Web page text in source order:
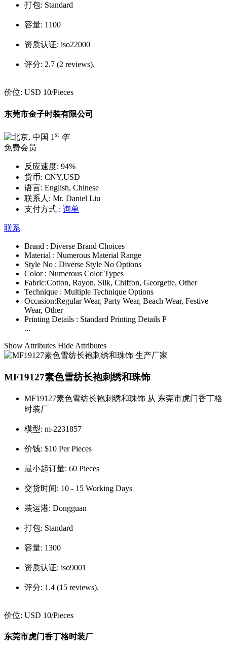
打包: Standard
容量: 1100
资质认证: iso22000
评分: 2.7 (2 reviews).
价位: USD 10/Pieces
东莞市金子时装有限公司
1 st 年
免费会员
反应速度: 94%
货币: CNY,USD
语言: English, Chinese
联系人: Mr. Daniel Liu
支付方式 : 询单
联系
Brand : Diverse Brand Choices
Material : Numerous Material Range
Style No : Diverse Style No Options
Color : Numerous Color Types
Fabric:Cotton, Rayon, Silk, Chiffon, Georgette, Other
Technique : Multiple Technique Options
Occasion:Regular Wear, Party Wear, Beach Wear, Festive
Wear, Other
Printing Details : Standard Printing Details P
...
Show Attributes Hide Attributes
MF19127素色雪纺长袍刺绣和珠饰
MF19127素色雪纺长袍刺绣和珠饰 从 东莞市虎门香丁格
时装厂
模型: m-2231857
价钱: $10 Per Pieces
最小起订量: 60 Pieces
交货时间: 10 - 15 Working Days
装运港: Dongguan
打包: Standard
容量: 1300
资质认证: iso9001
评分: 1.4 (15 reviews).
价位: USD 10/Pieces
东莞市虎门香丁格时装厂